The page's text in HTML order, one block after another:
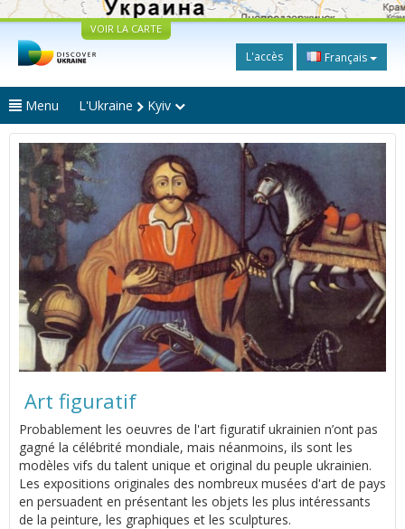
VOIR LA CARTE
L'accès Français
Menu L'Ukraine Kyiv
Art figuratif
Probablement les oeuvres de l'art figuratif ukrainien n’ont pas
gagné la célébrité mondiale, mais néanmoins, ils sont les
modèles vifs du talent unique et original du peuple ukrainien.
Les expositions originales des nombreux musées d'art de pays
en persuadent en présentant les objets les plus intéressants
de la peinture, les graphiques et les sculptures.